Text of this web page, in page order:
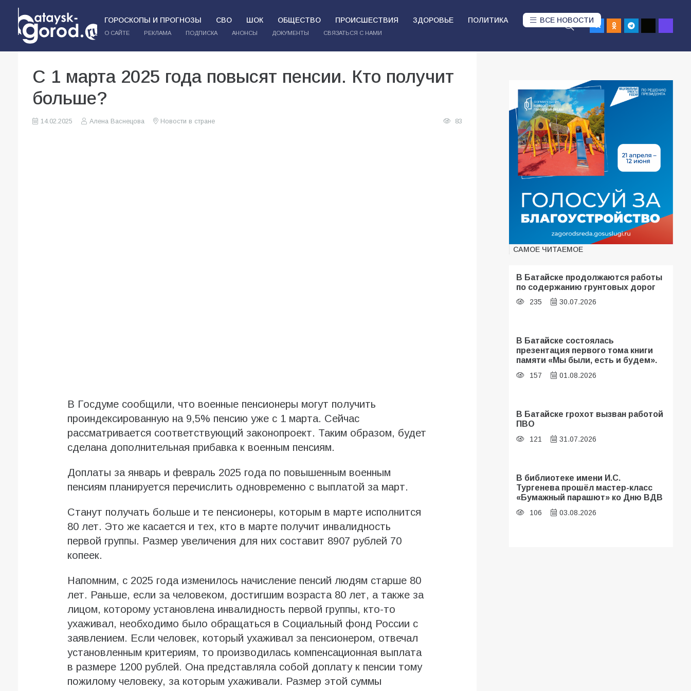
ГОРОСКОПЫ И ПРОГНОЗЫ СВО ШОК ОБЩЕСТВО ПРОИСШЕСТВИЯ ЗДОРОВЬЕ ПОЛИТИКА ВСЕ НОВОСТИ
О САЙТЕ РЕКЛАМА ПОДПИСКА АНОНСЫ ДОКУМЕНТЫ СВЯЗАТЬСЯ С НАМИ
С 1 марта 2025 года повысят пенсии. Кто получит
больше?
14.02.2025 Алена Васнецова Новости в стране 83
В Госдуме сообщили, что военные пенсионеры могут получить
проиндексированную на 9,5% пенсию уже с 1 марта. Сейчас
рассматривается соответствующий законопроект. Таким образом, будет
сделана дополнительная прибавка к военным пенсиям.
Доплаты за январь и февраль 2025 года по повышенным военным
пенсиям планируется перечислить одновременно с выплатой за март.
Станут получать больше и те пенсионеры, которым в марте исполнится
80 лет. Это же касается и тех, кто в марте получит инвалидность
первой группы. Размер увеличения для них составит 8907 рублей 70
копеек.
Напомним, с 2025 года изменилось начисление пенсий людям старше 80
лет. Раньше, если за человеком, достигшим возраста 80 лет, а также за
лицом, которому установлена инвалидность первой группы, кто-то
ухаживал, необходимо было обращаться в Социальный фонд России с
заявлением. Если человек, который ухаживал за пенсионером, отвечал
установленным критериям, то производилась компенсационная выплата
в размере 1200 рублей. Она представляла собой доплату к пенсии тому
пожилому человеку, за которым ухаживали. Размер этой суммы
САМОЕ ЧИТАЕМОЕ
В Батайске продолжаются работы
по содержанию грунтовых дорог
235 30.07.2026
В Батайске состоялась
презентация первого тома книги
памяти «Мы были, есть и будем».
157 01.08.2026
В Батайске грохот вызван работой
ПВО
121 31.07.2026
В библиотеке имени И.С.
Тургенева прошёл мастер-класс
«Бумажный парашют» ко Дню ВДВ
106 03.08.2026